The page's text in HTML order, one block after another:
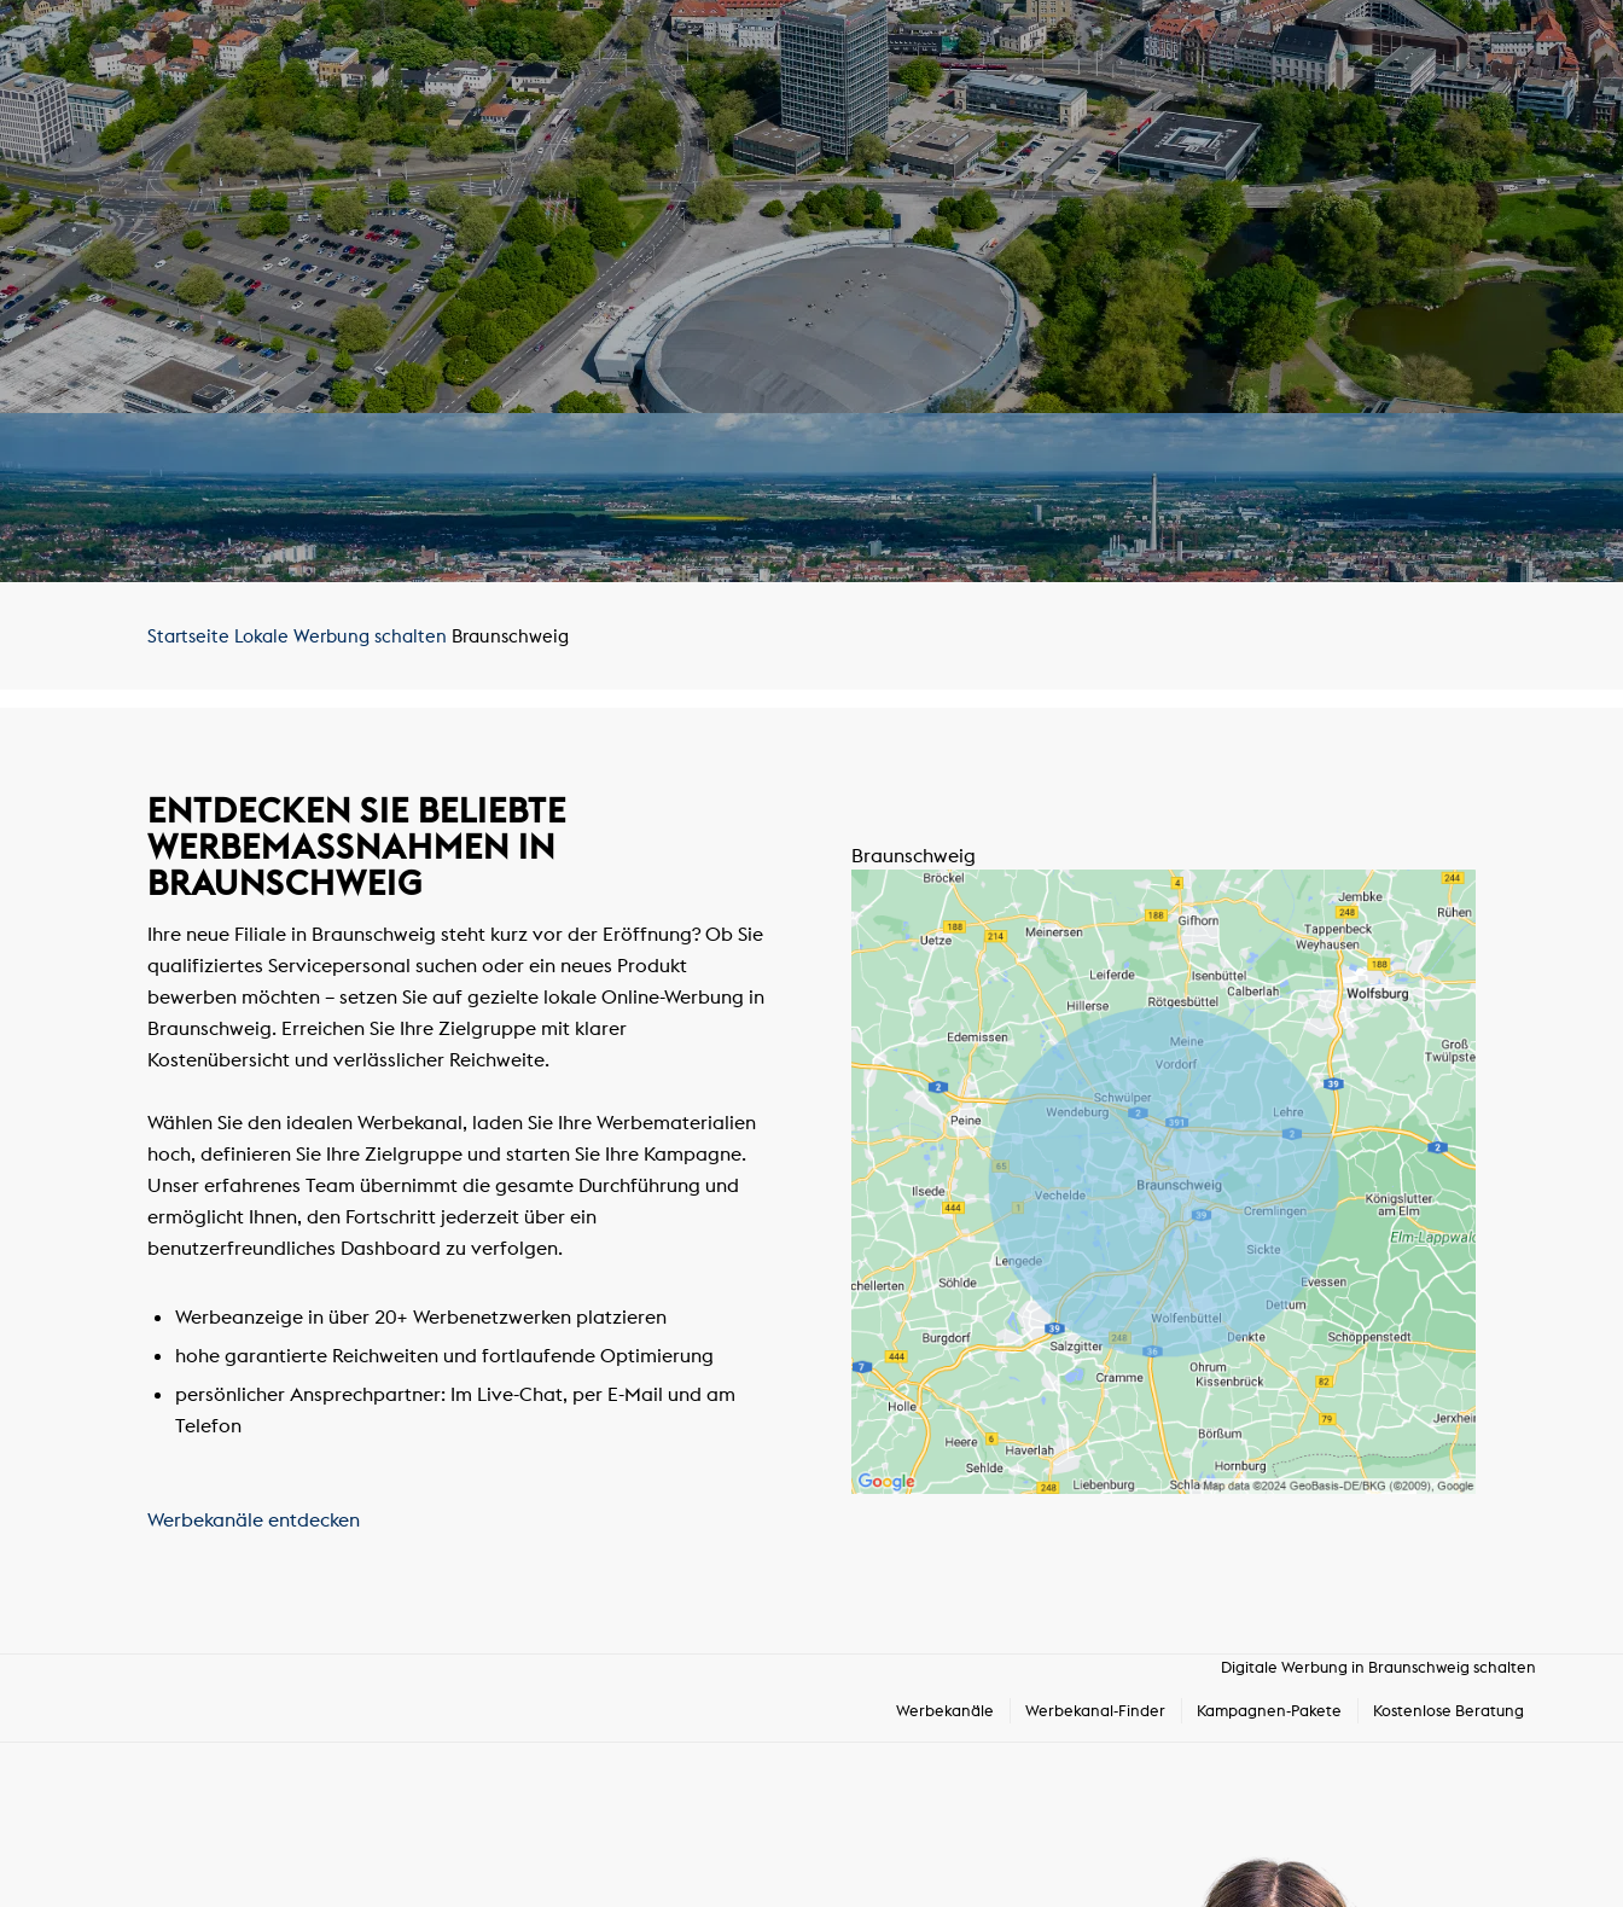
Startseite Lokale Werbung schalten Braunschweig
ENTDECKEN SIE BELIEBTE
WERBEMASSNAHMEN IN B
RAUNSCHWEIG
Ihre neue Filiale in Braunschweig steht kurz vor der Eröffnung? Ob Sie
qualifiziertes Servicepersonal suchen oder ein neues Produkt
bewerben möchten – setzen Sie auf gezielte lokale Online-Werbung in
Braunschweig. Erreichen Sie Ihre Zielgruppe mit klarer
Kostenübersicht und verlässlicher Reichweite.
Wählen Sie den idealen Werbekanal, laden Sie Ihre Werbematerialien
hoch, definieren Sie Ihre Zielgruppe und starten Sie Ihre Kampagne.
Unser erfahrenes Team übernimmt die gesamte Durchführung und
ermöglicht Ihnen, den Fortschritt jederzeit über ein
benutzerfreundliches Dashboard zu verfolgen.
Werbeanzeige in über 20+ Werbenetzwerken platzieren
hohe garantierte Reichweiten und fortlaufende Optimierung
persönlicher Ansprechpartner: Im Live-Chat, per E-Mail und am
Telefon
Werbekanäle entdecken
Braunschweig
Digitale Werbung in Braunschweig schalten
Werbekanäle Werbekanal-Finder Kampagnen-Pakete Kostenlose Beratung